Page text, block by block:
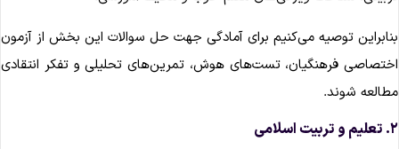
توصیه می‌کنیم برای آمادگی جهت حل سوالات این بخش از آزمون
فرهنگیان، تست‌های هوش، تمرین‌های تحلیلی و تفکر انتقادی
شوند.
اسلامی